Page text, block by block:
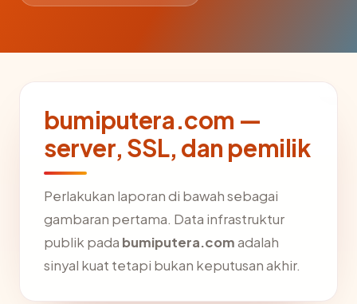
bumiputera.com —
server, SSL, dan pemilik
Perlakukan laporan di bawah sebagai
gambaran pertama. Data infrastruktur
publik pada bumiputera.comadalah
sinyal kuat tetapi bukan keputusan akhir.